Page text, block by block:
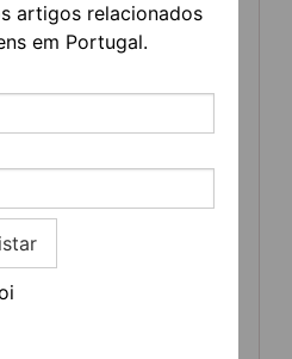
artigos relacionados
em Portugal.